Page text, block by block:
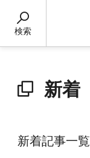
検索
新着
新着記事一覧